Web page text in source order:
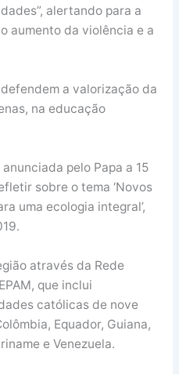
alertando para a
aumento da violência e a
a valorização da
na educação
pelo Papa a 15
sobre o tema ‘Novos
uma ecologia integral’,
através da Rede
que inclui
católicas de nove
Equador, Guiana,
e Venezuela.